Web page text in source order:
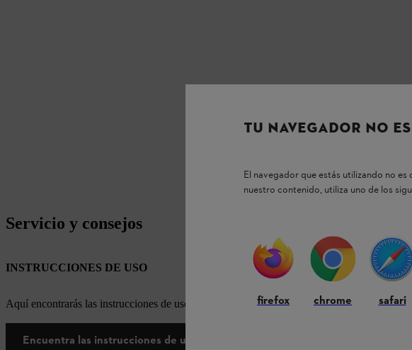
Servicio y consejos
INSTRUCCIONES DE USO
Aquí encontrarás las instrucciones de uso correspondientes a nuestros productos STIHL
Encuentra las instrucciones de uso aquí
TU NAVEGADOR NO
El navegador que estás utilizando no
nuestro contenido, utiliza uno de los
firefox chrome safari